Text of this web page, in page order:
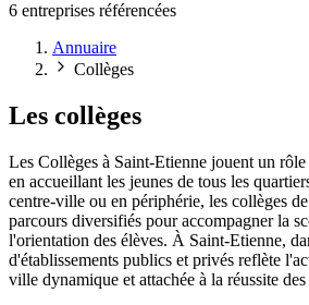
6 entreprises référencées
Annuaire
Collèges
Les collèges
Les Collèges à Saint-Etienne jouent un
en accueillant les jeunes de tous les
centre-ville ou en périphérie, les collèges
parcours diversifiés pour accompagner la
l'orientation des élèves. À Saint-Etienne,
d'établissements publics et privés reflète
ville dynamique et attachée à la réussite